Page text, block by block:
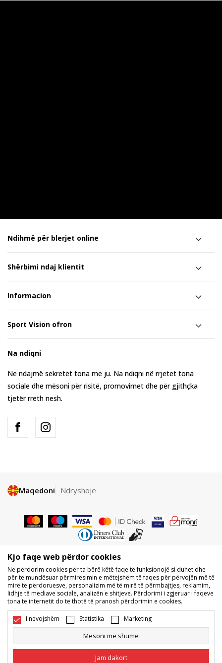
Ndihmë për blerjet online
Shërbimi ndaj klientit
Informacion
Sport Vision ofron
Na ndiqni
Ne ndajmë sekretet tona me ju. Na ndiqni në rrjetet tona
sociale dhe mësoni për risitë, promovimet dhe për gjithçka
tjetër rreth nesh.
Maqedoni Ndryshoje
Nuk lejohet shkarkimi ose përdorimi i përmbajtjes nga faqet e internetit
të BDS.MK, pjesërisht ose tërësisht, dhe i referohet logove, markave
tregtare, përmbajtjes komerciale, as caktimi i tyre palëve të treta,
publikimi i tyre publikisht ose përdorimi i tyre për ndonjë për qëllime, pa
pëlqimin me shkrim të BDS.MK DOOEL.
Ne përpiqemi të jemi sa më të saktë në përshkrimin e produktit, foton
dhe vetë çmimin, por nuk mund të garantojmë që të gjitha informacionet
të jenë të plota dhe pa gabime. Të gjitha produktet e shfaqura në faqe
janë pjesë e ofertës sonë, por nuk kuptohet që ato duhet të jenë të
disponueshme gjatë gjithë kohës. Disponueshmërinë e produkteve mund
ta kontrolloni edhe në numrin e telefonit 02 3055 222.
, Duke krijuarNB SOFT
Kjo faqe web përdor cookies
Ne përdorim cookies për ta bërë këtë faqe të funksionojë si duhet dhe
për të mundësuar përmirësimin e mëtejshëm të faqes për përvojën më të
mirë të përdoruesve, personalizim më të mirë të përmbajtjes, reklamim,
lidhje të mediave sociale, analizën e shitjeve. Përdorimi i zgjeruar i faqeve
tona të internetit do të thotë të pranosh përdorimin e cookies.
I nevojshëm Statistika Marketing
Mësoni më shumë
Jam dakort